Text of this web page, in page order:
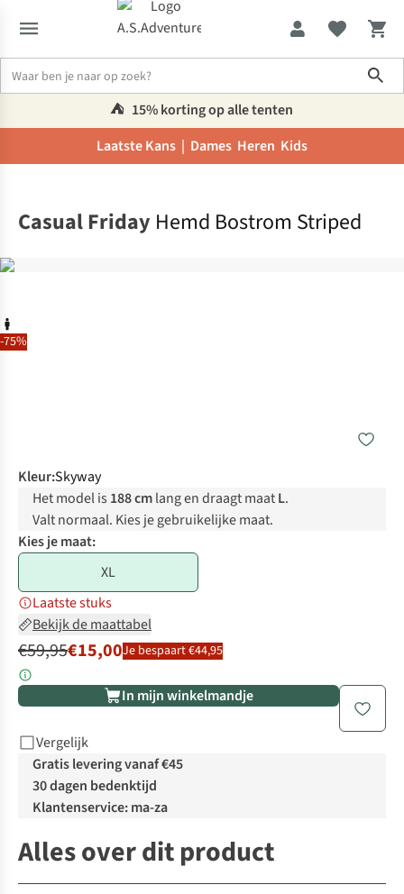
⛺️ 15% korting op alle tenten
Laatste Kans | Dames Heren Kids
-75%
Casual Friday Hemd Bostrom Striped
Kleur:Skyway
Het model is 188 cmlang en draagt maatL.
Valt normaal. Kies je gebruikelijke maat.
Kies je maat:
XL
Laatste stuks
Bekijk de maattabel
€59,95€15,00Je bespaart €44,95
In mijn winkelmandje
Vergelijk
Gratis levering vanaf €45
30 dagen bedenktijd
Klantenservice: ma-za
Alles over dit product